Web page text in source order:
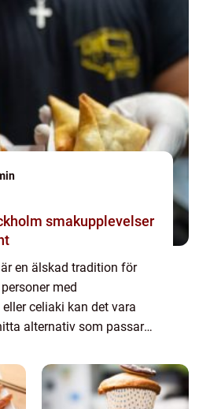
en älskad tradition för
med
celiaki kan det vara
alternativ som passar
och efterfrågan på